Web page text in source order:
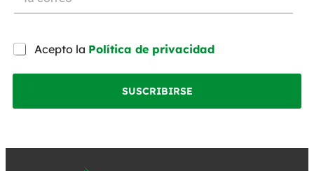
Acepto la Política de privacidad
SUSCRIBIRSE